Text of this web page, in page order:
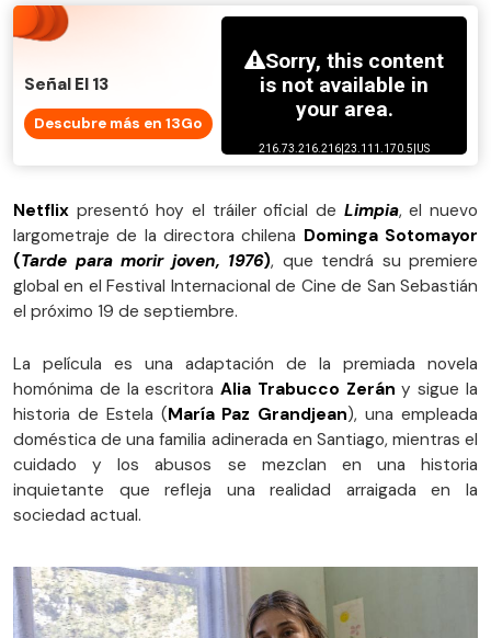
Señal El 13
Descubre más en 13Go
Netflix presentó hoy el tráiler oficial de Limpia, el nuevo
largometraje de la directora chilena Dominga Sotomayor
(Tarde para morir joven, 1976), que tendrá su premiere
global en el Festival Internacional de Cine de San Sebastián
el próximo 19 de septiembre.
La película es una adaptación de la premiada novela
homónima de la escritoraAlia Trabucco Zerán y sigue la
historia de Estela (María Paz Grandjean), una empleada
doméstica de una familia adinerada en Santiago, mientras el
cuidado y los abusos se mezclan en una historia
inquietante que refleja una realidad arraigada en la
sociedad actual.